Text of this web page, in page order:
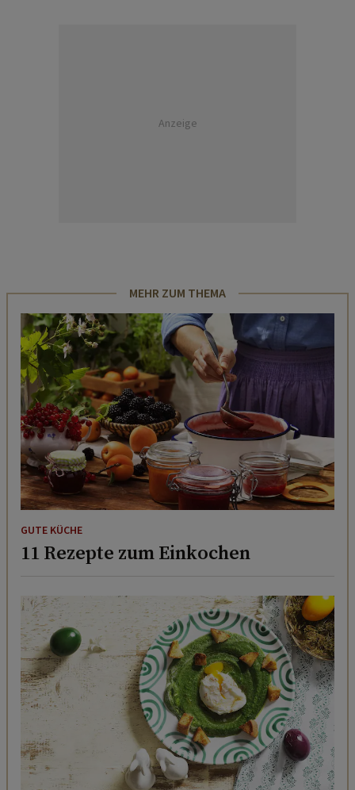
Anzeige
MEHR ZUM THEMA
GUTE KÜCHE
11 Rezepte zum Einkochen